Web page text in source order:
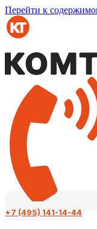
Перейти к
+7 (495) 141-14-44